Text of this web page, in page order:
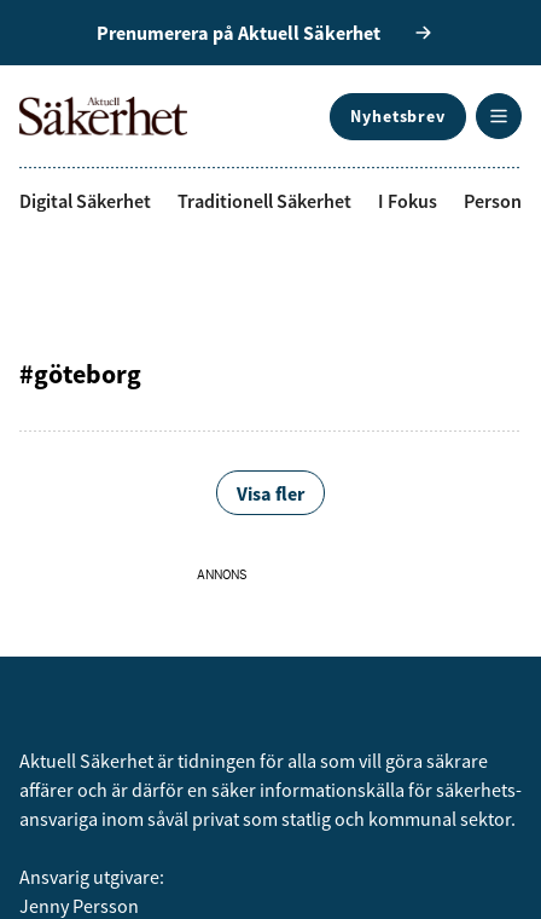
Prenumerera på Aktuell Säkerhet
Nyhetsbrev
Digital Säkerhet Traditionell Säkerhet I Fokus
#göteborg
Visa fler
ANNONS
Aktuell Säkerhet är tidningen för alla som vill göra säkrare
affärer och är därför en säker informationskälla för säkerhets­
ansvariga inom såväl privat som statlig och kommunal sektor.
Ansvarig utgivare:
Jenny Persson